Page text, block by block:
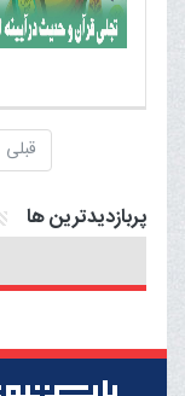
قبلی
پربازدیدترین ها